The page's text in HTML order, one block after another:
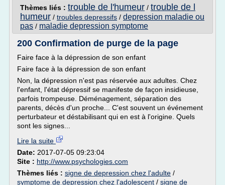
Thèmes liés : trouble de l'humeur / trouble de l
humeur / troubles depressifs / depression maladie ou
pas / maladie depression symptome
200 Confirmation de purge de la page
Faire face à la dépression de son enfant
Faire face à la dépression de son enfant
Non, la dépression n'est pas réservée aux adultes. Chez
l'enfant, l'état dépressif se manifeste de façon insidieuse,
parfois trompeuse. Déménagement, séparation des
parents, décès d'un proche... C'est souvent un événement
perturbateur et déstabilisant qui en est à l'origine. Quels
sont les signes...
Lire la suite
Date: 2017-07-05 09:23:04
Site : http://www.psychologies.com
Thèmes liés : signe de depression chez l'adulte /
symptome de depression chez l'adolescent / signe de